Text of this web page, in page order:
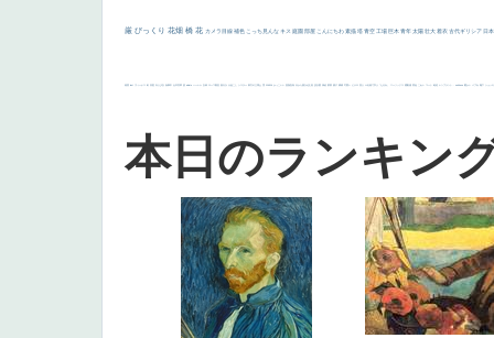
厳 びっくり 花畑 橋 花 カメラ目線 補色 こっち見んな キス 庭園 部屋 こんにちわ 素描 塔 青空 工場 巨木 青年 太陽 壮大 着衣 古代ギリシア 日
画質 last ヴィーナス 剣 白人少女 食事中 山本芳翠 麦 alciato ハーレム 女神 ローマ教皇 奥行き 火起こし シスター 東方の三博士 114514 かっこいい 受胎告知 天から覗き込む顔 設計図 挿絵 群衆 親子 裸婦 可愛い ピサロ ＃名画で学ぶ「たるみ」 ニーソックス 躍動感 黄色 こわい コート 畦道 レンブラント・ sekkusu 暖かい バブみ 靴下 ショッ
本日のランキン